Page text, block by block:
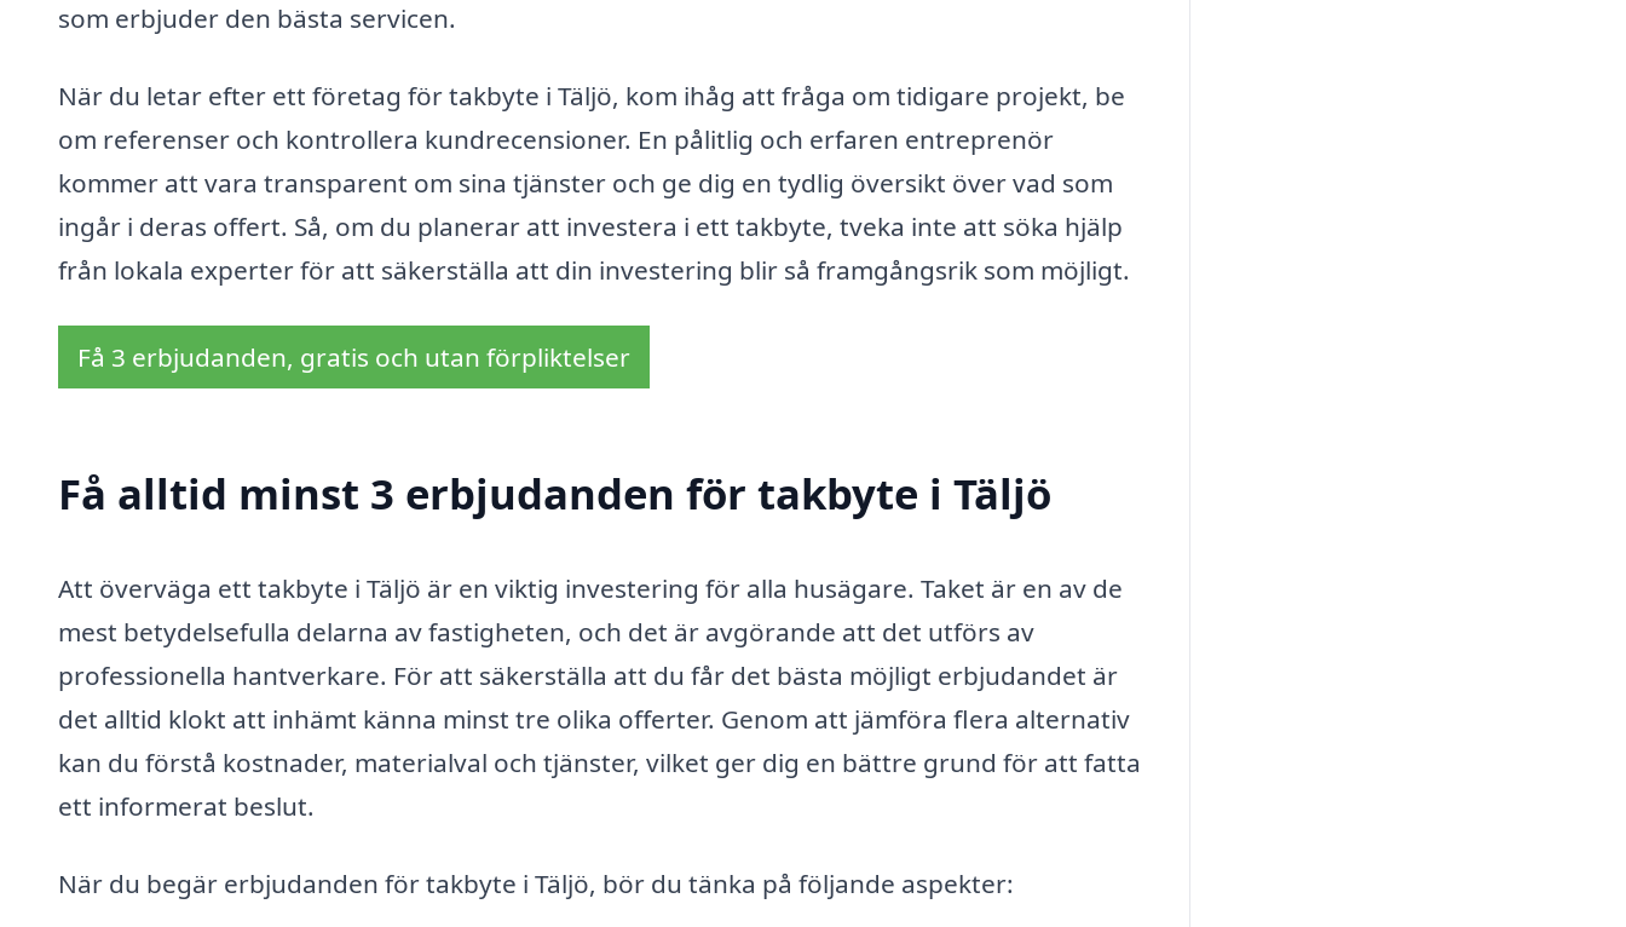
som erbjuder den bästa servicen.
När du letar efter ett företag för takbyte i Täljö, kom ihåg att fråga om tidigare projekt, be
om referenser och kontrollera kundrecensioner. En pålitlig och erfaren entreprenör
kommer att vara transparent om sina tjänster och ge dig en tydlig översikt över vad som
ingår i deras offert. Så, om du planerar att investera i ett takbyte, tveka inte att söka hjälp
från lokala experter för att säkerställa att din investering blir så framgångsrik som möjligt.
Få 3 erbjudanden, gratis och utan förpliktelser
Få alltid minst 3 erbjudanden för takbyte i Täljö
Att överväga ett takbyte i Täljö är en viktig investering för alla husägare. Taket är en av de
mest betydelsefulla delarna av fastigheten, och det är avgörande att det utförs av
professionella hantverkare. För att säkerställa att du får det bästa möjligt erbjudandet är
det alltid klokt att inhämt känna minst tre olika offerter. Genom att jämföra flera alternativ
kan du förstå kostnader, materialval och tjänster, vilket ger dig en bättre grund för att fatta
ett informerat beslut.
När du begär erbjudanden för takbyte i Täljö, bör du tänka på följande aspekter: